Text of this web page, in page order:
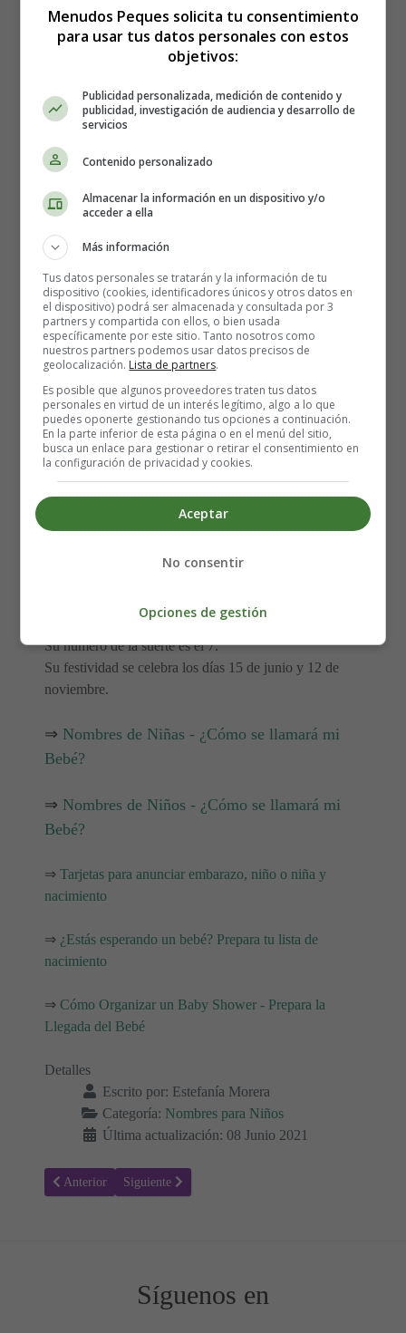
Significado de Trsitán -
Nombre para niños
Nombre Masculino de origen Galés, que significa
“tumulto, ruido”.
De pensamiento previsor.
Consecuente.
Reservado.
Tímido.
Emotivo.
Su número de la suerte es el 7.
Su festividad se celebra los días 15 de junio y 12 de
noviembre.
⇒ Nombres de Niñas - ¿Cómo se llamará mi
Bebé?
⇒ Nombres de Niños - ¿Cómo se llamará mi
Bebé?
⇒ Tarjetas para anunciar embarazo, niño o niña y
nacimiento
⇒ ¿Estás esperando un bebé? Prepara tu lista de
nacimiento
⇒ Cómo Organizar un Baby Shower - Prepara la
Llegada del Bebé
Detalles
Escrito por: Estefanía Morera
Categoría: Nombres para Niños
Última actualización: 08 Junio 2021
Artículo anterior: Ulises - Significado del nombre Ulises
Anterior Artículo siguiente: Tomás - Significado del nombre
Siguiente
Síguenos en
Menudos Peques solicita tu consentimiento
para usar tus datos personales con estos
objetivos:
Publicidad personalizada, medición de contenido y
publicidad, investigación de audiencia y desarrollo de
servicios
Contenido personalizado
Almacenar la información en un dispositivo y/o
acceder a ella
Más información
Tus datos personales se tratarán y la información de tu
dispositivo (cookies, identificadores únicos y otros datos en
el dispositivo) podrá ser almacenada y consultada por 3
partners y compartida con ellos, o bien usada
específicamente por este sitio. Tanto nosotros como
nuestros partners podemos usar datos precisos de
geolocalización. Lista de partners.
Es posible que algunos proveedores traten tus datos
personales en virtud de un interés legítimo, algo a lo que
puedes oponerte gestionando tus opciones a continuación.
En la parte inferior de esta página o en el menú del sitio,
busca un enlace para gestionar o retirar el consentimiento en
la configuración de privacidad y cookies.
Aceptar
No consentir
Opciones de gestión